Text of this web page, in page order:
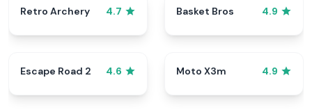
Retro Archery 4.7 Basket Bros 4.9
Escape Road 2 4.6 Moto X3m 4.9